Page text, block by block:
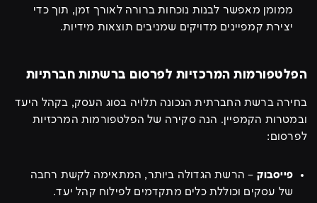
ממומן מאפשר לבנות נוכחות ברורה לאורך זמן, תוך כדי
יצירת קמפיינים מדויקים שמניבים תוצאות מידיות.
הפלטפורמות המרכזיות לפרסום ברשתות חברתיות
בחירה ברשת החברתית הנכונה תלויה בסוג העסק, בקהל היעד
ובמטרות הקמפיין. הנה סקירה של הפלטפורמות המרכזיות
לפרסום:
פייסבוק – הרשת הגדולה ביותר, המתאימה לקשת רחבה
של עסקים וכוללת כלים מתקדמים לפילוח קהל יעד.